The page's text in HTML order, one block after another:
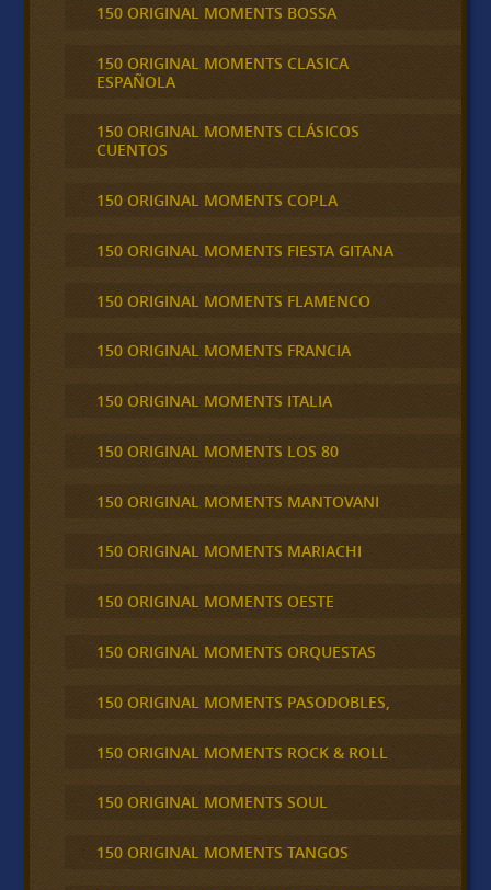
150 ORIGINAL MOMENTS BOSSA
150 ORIGINAL MOMENTS CLASICA
ESPAÑOLA
150 ORIGINAL MOMENTS CLÁSICOS
CUENTOS
150 ORIGINAL MOMENTS COPLA
150 ORIGINAL MOMENTS FIESTA GITANA
150 ORIGINAL MOMENTS FLAMENCO
150 ORIGINAL MOMENTS FRANCIA
150 ORIGINAL MOMENTS ITALIA
150 ORIGINAL MOMENTS LOS 80
150 ORIGINAL MOMENTS MANTOVANI
150 ORIGINAL MOMENTS MARIACHI
150 ORIGINAL MOMENTS OESTE
150 ORIGINAL MOMENTS ORQUESTAS
150 ORIGINAL MOMENTS PASODOBLES,
150 ORIGINAL MOMENTS ROCK & ROLL
150 ORIGINAL MOMENTS SOUL
150 ORIGINAL MOMENTS TANGOS